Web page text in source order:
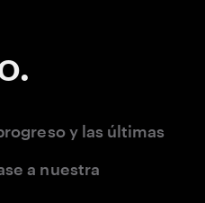
y las últimas
a nuestra